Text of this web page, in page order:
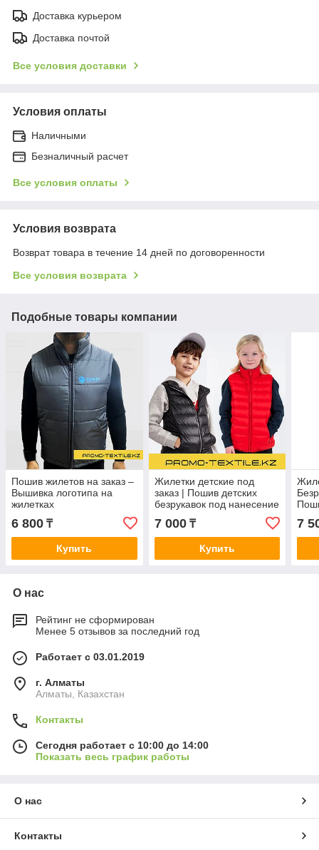
Доставка курьером
Доставка почтой
Все условия доставки
Условия оплаты
Наличными
Безналичный расчет
Все условия оплаты
Условия возврата
Возврат товара в течение 14 дней по договоренности
Все условия возврата
Подобные товары компании
Пошив жилетов на заказ –
Вышивка логотипа на
жилетках
6 800 ₸
Купить
Жилетки детские под
заказ | Пошив детских
безрукавок под нанесение
логотипа
7 000₸
Купить
7
О нас
Рейтинг не сформирован
Менее 5 отзывов за последний год
Работает с 03.01.2019
г. Алматы
Алматы, Казахстан
Контакты
Сегодня работает с 10:00 до 14:00
Показать весь график работы
О нас
Контакты